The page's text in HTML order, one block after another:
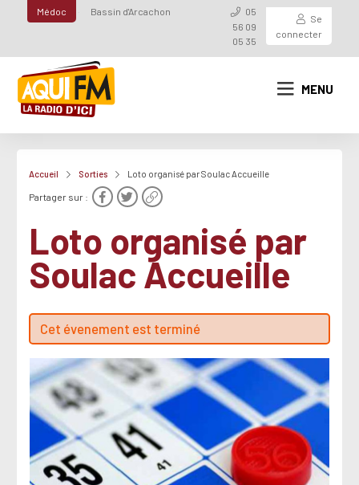
Médoc Bassin d'Arcachon
05
56 09
05 35
Se
connecter
MENU
Accueil Sorties Loto organisé par Soulac Accueille
Partager sur :
Loto organisé par
Soulac Accueille
Cet évenement est terminé